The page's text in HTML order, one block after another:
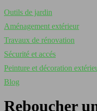
Outils de jardin
Aménagement extérieur
Travaux de rénovation
Sécurité et accés
Peinture et décoration
Blog
Reboucher